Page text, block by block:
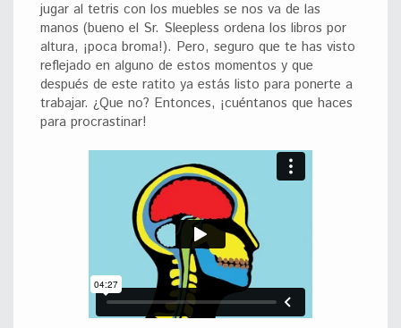
jugar al tetris con los muebles se nos va de las
manos (bueno el Sr. Sleepless ordena los libros por
altura, ¡poca broma!). Pero, seguro que te has visto
reflejado en alguno de estos momentos y que
después de este ratito ya estás listo para ponerte a
trabajar. ¿Que no? Entonces, ¡cuéntanos que haces
para procrastinar!